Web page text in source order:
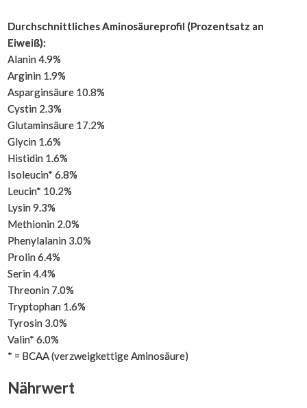
Durchschnittliches Aminosäureprofil (Prozentsatz an
Eiweiß):
Alanin 4.9%
Arginin 1.9%
Asparginsäure 10.8%
Cystin 2.3%
Glutaminsäure 17.2%
Glycin 1.6%
Histidin 1.6%
Isoleucin* 6.8%
Leucin* 10.2%
Lysin 9.3%
Methionin 2.0%
Phenylalanin 3.0%
Prolin 6.4%
Serin 4.4%
Threonin 7.0%
Tryptophan 1.6%
Tyrosin 3.0%
Valin* 6.0%
* = BCAA (verzweigkettige Aminosäure)
Nährwert